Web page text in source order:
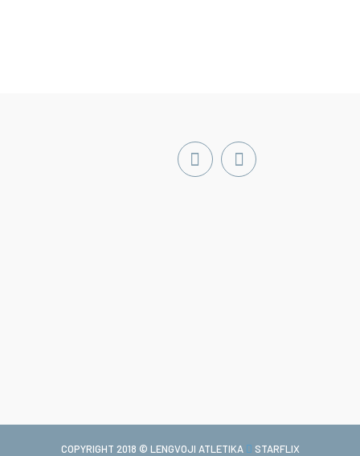
COPYRIGHT 2018 © LENGVOJI ATLETIKA STARFLIX